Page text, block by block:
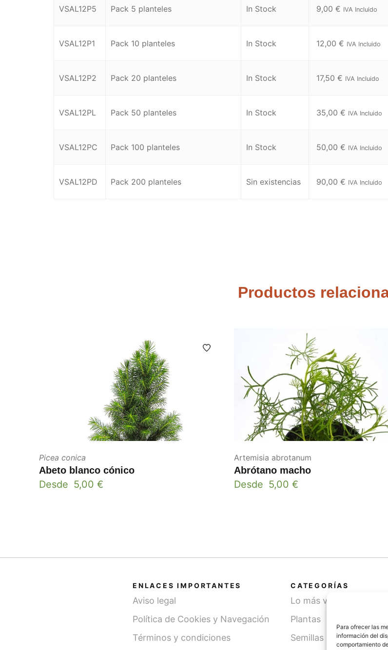
Para ofrecer las
información del
comportamiento
VSAL12P5 Pack 5 planteles In Stock 9,00 € IVA Incluido-
VSAL12P1 Pack 10 planteles In Stock 12,00 € IVA Incluido
-
VSAL12P2 Pack 20 planteles In Stock 17,50 € IVA Incluido
-
VSAL12PL Pack 50 planteles In Stock 35,00 € IVA Incluido
-
VSAL12PC Pack 100 planteles In Stock 50,00 € IVA Incluido
-
VSAL12PD Pack 200 planteles Sin existencias 90,00 € IVA Incluido
-
Productos
Picea conica
Abeto blanco cónico
Desde 5,00 €
Artemisia abrotanum
Abrótano macho
Desde 5,00 €
ENLACES IMPORTANTES
Aviso legal
Política de Cookies y Navegación
Términos y condiciones
CATEGORÍAS
Lo más vendido
Plantas
Semillas